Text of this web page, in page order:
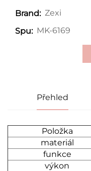
Brand: Zexi
Spu: MK-6169
Přehled
Položka
materiál
funkce
výkon